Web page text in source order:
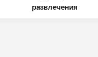
развлечения